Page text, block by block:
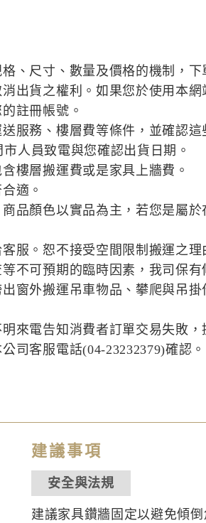
、尺寸、數量及價格的機制，下
出貨之權利。如果您於使用本
註冊帳號。
服務、樓層費等條件，並確認這
人員致電與您確認出貨日期。
樓層搬運費或是家具上牆費。
適。
品顏色以實品為主，若您是屬
服。恕不接受空間限制搬運之理
不可預期的臨時因素，我司保有
窗外搬運吊車物品、攀爬與吊
來電告知消費者訂單交易失敗
司客服電話(04-23232379)確認。
建議事項
安全與法規
建議家具鑽牆固定以避免傾